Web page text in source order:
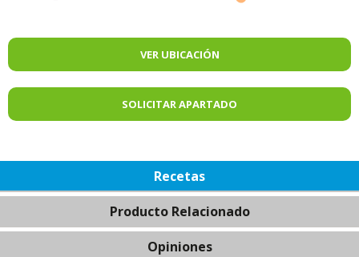
VER UBICACIÓN
SOLICITAR APARTADO
Recetas
Producto Relacionado
Opiniones